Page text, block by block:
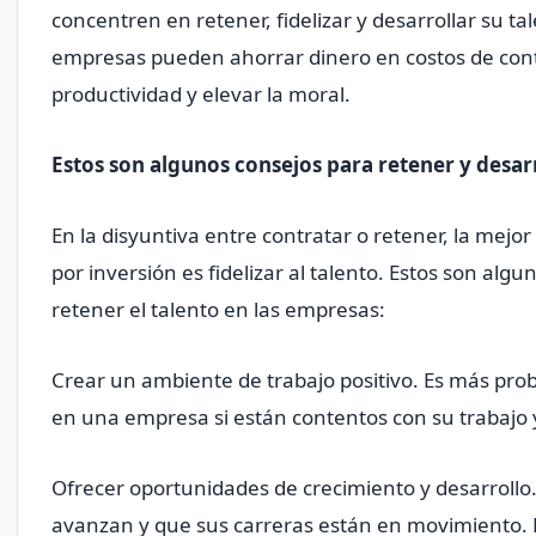
concentren en retener, fidelizar y desarrollar su
empresas pueden ahorrar dinero en costos de
productividad y elevar la moral.
Estos son algunos consejos para retener y
En la disyuntiva entre contratar o retener, la
por inversión es fidelizar al talento. Estos son
retener el talento en las empresas:
Crear un ambiente de trabajo positivo. Es más
en una empresa si están contentos con su trabajo
Ofrecer oportunidades de crecimiento y
avanzan y que sus carreras están en movimiento.